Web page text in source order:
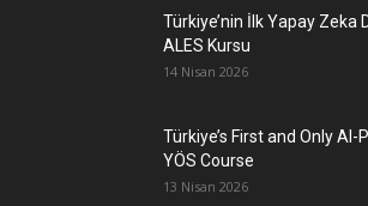
Türkiye’nin İlk Yapay Zeka
ALES Kursu
14 Nisan 2026
Türkiye’s First and Only
YÖS Course
13 Nisan 2026